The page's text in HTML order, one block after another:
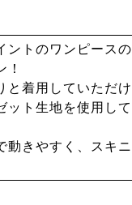
トのワンピースの
！
着用していただけ
ット生地を使用し
動きやすく、スキ